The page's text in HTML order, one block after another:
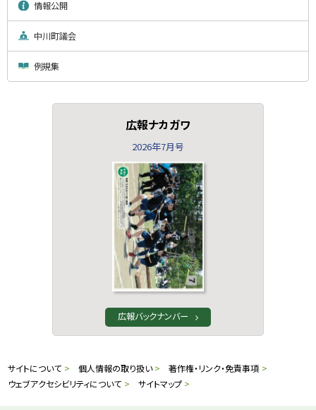
情報公開
中川町議会
例規集
広報ナカガワ
2026年7月号
広報バックナンバー
文サ
サイトについて 個人情報の取り扱い
著作権・リンク・免責事項
ウェブアクセシビリティについて
サイトマップ